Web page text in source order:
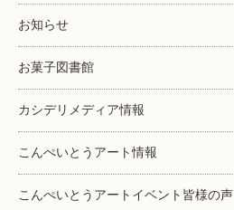
お知らせ
お菓子図書館
カシデリメディア情報
こんぺいとうアート情報
こんぺいとうアートイベント皆様の声